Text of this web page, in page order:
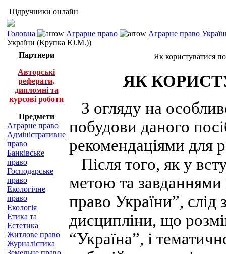
Підручники онлайн
Головна Аграрне право
Аграрне право
України (Крупка Ю.М.))
Партнери
Авторські
реферати,
дипломні та
курсові роботи
Предмети
Аграрне право
Адміністративне
право
Банківське
право
Господарське
право
Екологічне
право
Екологія
Етика та
Естетика
Житлове право
Журналістика
Як користуватися
ЯК
З огляду на
побудови даного
рекомендаціями для
Після того, як у
метою та завданнями
право України”, слід
дисципліни, що
“Україна”, і